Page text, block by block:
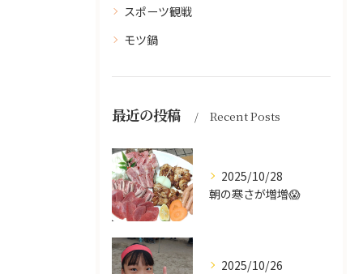
スポーツ観戦
モツ鍋
最近の投稿 Recent Posts
2025/10/28
朝の寒さが増増😱
2025/10/26